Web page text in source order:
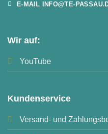
E-MAIL INFO@TE-
Wir auf:
YouTube
Kundenservice
Versand- und